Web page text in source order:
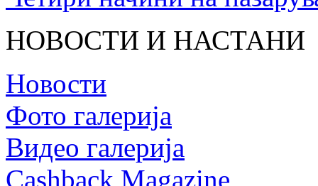
НОВОСТИ И НАСТАНИ
Новости
Фото галерија
Видео галерија
Cashback Magazine